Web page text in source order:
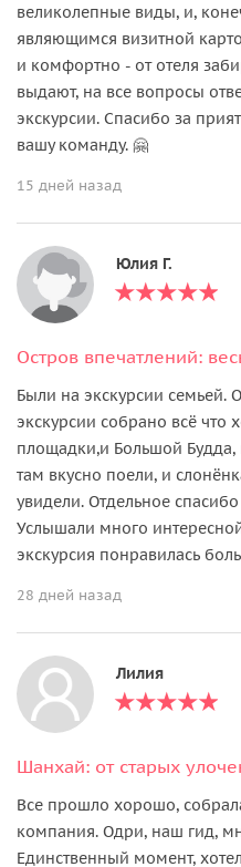
великолепные виды, и,
являющимся визитной
и комфортно - от отеля
выдают, на все вопросы
экскурсии. Спасибо за
вашу команду. 🤗
15 дней назад
Юлия Г.
Остров впечатлений:
Были на экскурсии семьей.
экскурсии собрано всё что
площадки,и Большой Будда,
там вкусно поели, и
увидели. Отдельное
Услышали много
экскурсия понравилась
28 дней назад
Лилия
Шанхай: от старых
Все прошло хорошо,
компания. Одри, наш гид,
Единственный момент,